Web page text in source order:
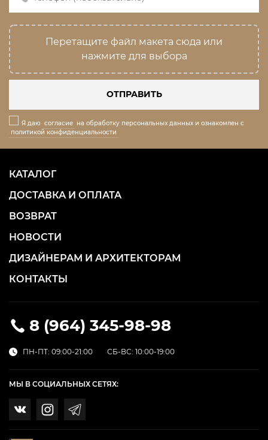
Перетащите файл макета сюда или
нажмите для выбора
ОТПРАВИТЬ
Я даю согласие на обработку персональных данных и ознакомлен с
политикой конфиденциальности
8 (964) 345-98-98
ПН-ПТ: 09:00-21:00 СБ-ВС: 10:00-19:00
КАТАЛОГ
ДОСТАВКА И ОПЛАТА
ВОЗВРАТ
НОВОСТИ
ДИЗАЙНЕРАМ И АРХИТЕКТОРАМ
КОНТАКТЫ
МЫ В СОЦИАЛЬНЫХ СЕТЯХ: